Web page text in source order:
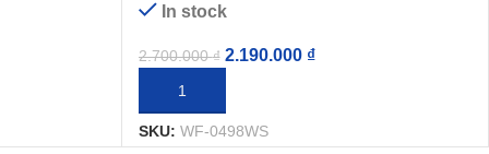
In stock
2.700.000₫ 2.190.000 ₫
THÊM VÀO GIỎ HÀNG
SKU: WF-0498WS